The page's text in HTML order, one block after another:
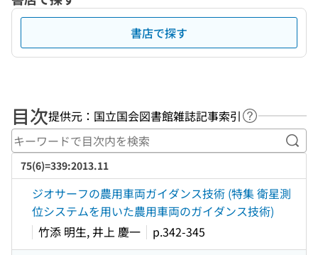
書店で探す
目次提供元：国立国会図書館雑誌記事索引 ヘルプペー
キ
75(6)=339:2013.11
ジオサーフの農用車両ガイダンス技術 (特集 衛星測
位システムを用いた農用車両のガイダンス技術)
竹添 明生, 井上 慶一
p.342-345